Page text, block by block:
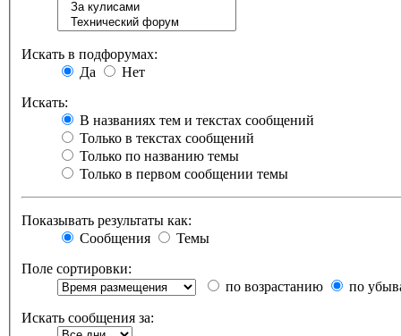
Искать в подфорумах:
Да
Нет
Искать:
В названиях тем и текстах сообщений
Только в текстах сообщений
Только по названию темы
Только в первом сообщении темы
Показывать результаты как:
Сообщения
Темы
Поле сортировки:
по возрастанию
по
Искать сообщения за: